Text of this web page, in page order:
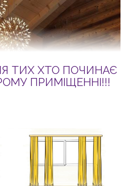
ТИХ ХТО ПОЧИНАЄ
ПРИМІЩЕННІ!!!